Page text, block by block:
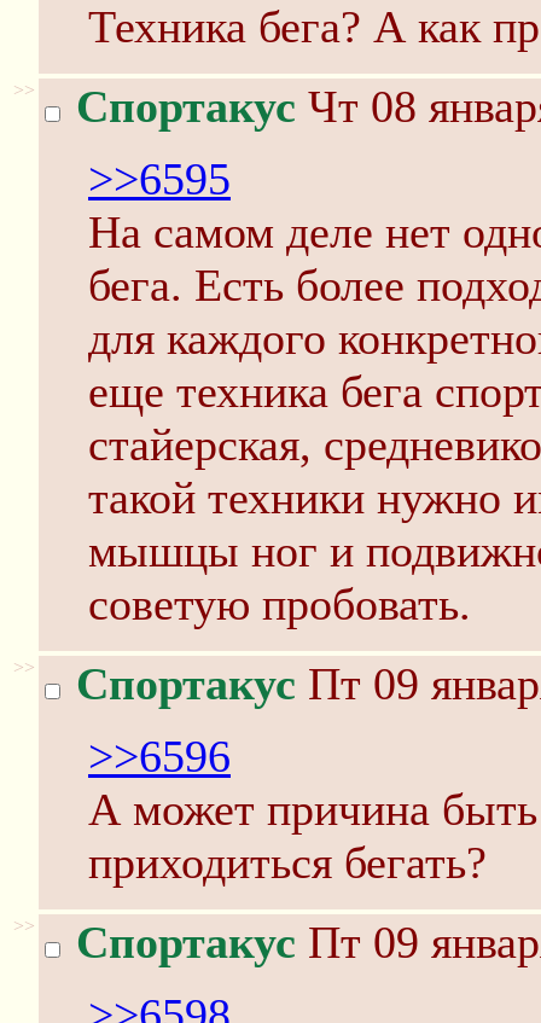
Техника бега? А как
>> Спортакус Чт 08
>>6595
На самом деле нет
бега. Есть более
для каждого
еще техника бега
стайерская,
такой техники нужно
мышцы ног и
советую пробовать.
>> Спортакус Пт 09
>>6596
А может причина
приходиться бегать?
>> Спортакус Пт 09